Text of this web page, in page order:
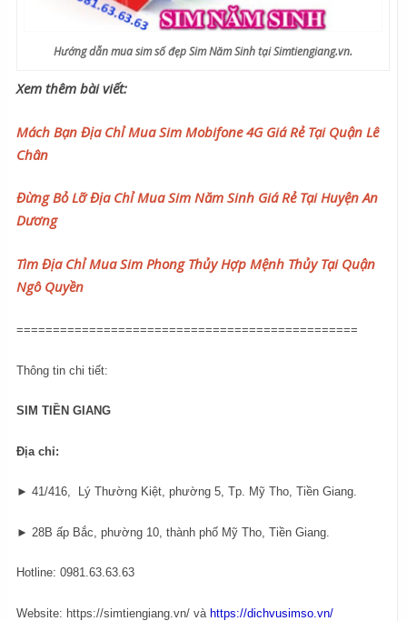
Hướng dẫn mua sim số đẹp Sim Năm Sinh tại Simtiengiang.vn.
Xem thêm bài viết:
Mách Bạn Địa Chỉ Mua Sim Mobifone 4G Giá Rẻ Tại Quận Lê
Chân
Đừng Bỏ Lỡ Địa Chỉ Mua Sim Năm Sinh Giá Rẻ Tại Huyện An
Dương
Tìm Địa Chỉ Mua Sim Phong Thủy Hợp Mệnh Thủy Tại Quận
Ngô Quyền
===============================================
Thông tin chi tiết:
SIM TIỀN GIANG
Địa chỉ:
► 41/416, Lý Thường Kiệt, phường 5, Tp. Mỹ Tho, Tiền Giang.
► 28B ấp Bắc, phường 10, thành phố Mỹ Tho, Tiền Giang.
Hotline: 0981.63.63.63
Website: https://simtiengiang.vn/ và https://dichvusimso.vn/